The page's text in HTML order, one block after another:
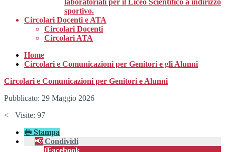
sportivo.
Circolari Docenti e ATA
Circolari Docenti
Circolari ATA
Home
Circolari e Comunicazioni per Genitori e gli Alunni
Circolari e Comunicazioni per Genitori e Alunni
Pubblicato: 29 Maggio 2026
Visite: 97
Stampa
Condividi
Facebook